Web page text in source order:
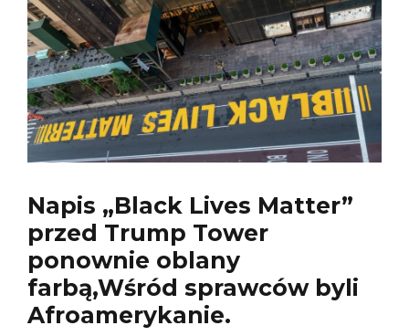
Napis „Black Lives Matter”
przed Trump Tower
ponownie oblany
farbą,Wśród sprawców byli
Afroamerykanie.